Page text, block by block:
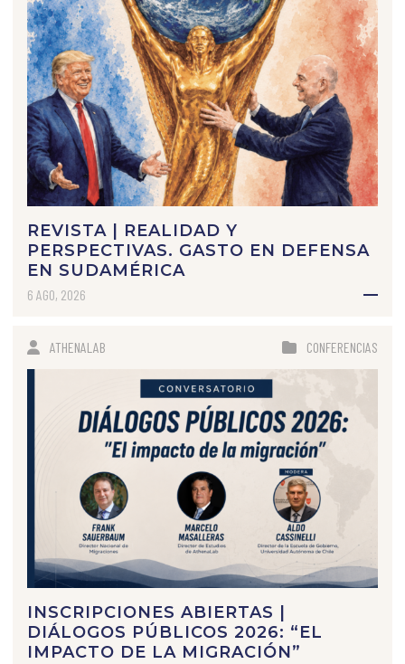
REVISTA | REALIDAD Y
PERSPECTIVAS. GASTO EN DEFENSA
EN SUDAMÉRICA
6 AGO, 2026
ATHENALAB CONFERENCIAS
INSCRIPCIONES ABIERTAS |
DIÁLOGOS PÚBLICOS 2026: “EL
IMPACTO DE LA MIGRACIÓN”